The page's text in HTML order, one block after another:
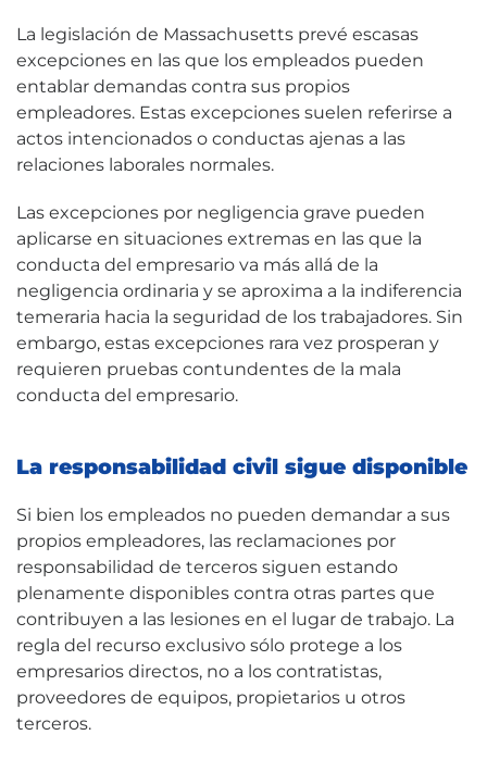
La legislación de Massachusetts prevé escasas
excepciones en las que los empleados pueden
entablar demandas contra sus propios
empleadores. Estas excepciones suelen referirse a
actos intencionados o conductas ajenas a las
relaciones laborales normales.
Las excepciones por negligencia grave pueden
aplicarse en situaciones extremas en las que la
conducta del empresario va más allá de la
negligencia ordinaria y se aproxima a la indiferencia
temeraria hacia la seguridad de los trabajadores. Sin
embargo, estas excepciones rara vez prosperan y
requieren pruebas contundentes de la mala
conducta del empresario.
La responsabilidad civil sigue disponible
Si bien los empleados no pueden demandar a sus
propios empleadores, las reclamaciones por
responsabilidad de terceros siguen estando
plenamente disponibles contra otras partes que
contribuyen a las lesiones en el lugar de trabajo. La
regla del recurso exclusivo sólo protege a los
empresarios directos, no a los contratistas,
proveedores de equipos, propietarios u otros
terceros.